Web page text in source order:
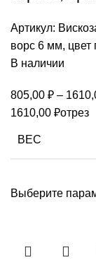
Артикул:
ворс 6 мм, цвет
В наличии
805,00 ₽ –
1610,00 ₽отрез
ВЕС
Выберите